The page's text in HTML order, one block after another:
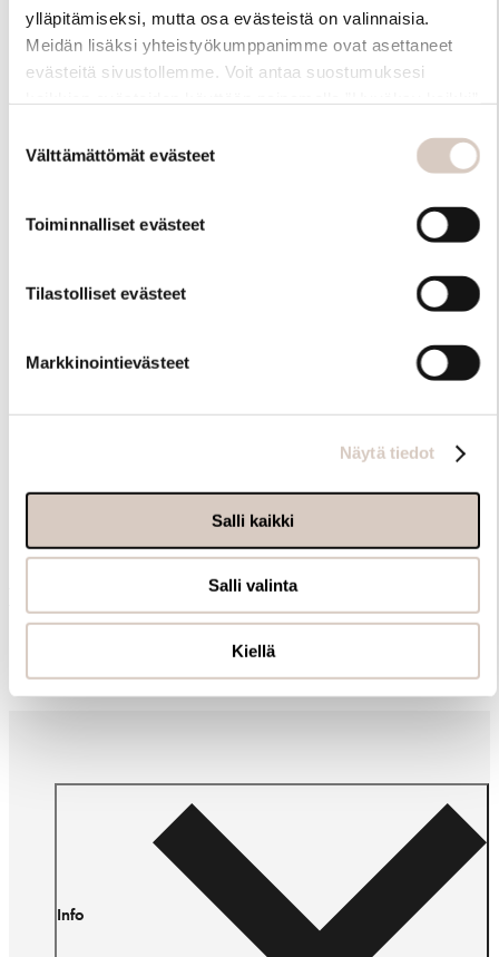
ylläpitämiseksi, mutta osa evästeistä on valinnaisia.
Meidän lisäksi yhteistyökumppanimme ovat asettaneet
evästeitä sivustollemme. Voit antaa suostumuksesi
myöhemmin ”Evästeasetukset” -linkin kautta.
valinta
Välttämättömät evästeet
Toiminnalliset evästeet
Tilastolliset evästeet
Markkinointievästeet
Näytä tiedot
Salli kaikki
Salli valinta
Kiellä
Samankaltaisia tuotteita
Muut ostivat myös
Info